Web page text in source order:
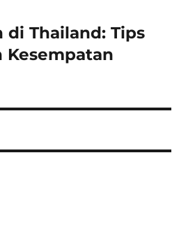
di Thailand: Tips
Kesempatan